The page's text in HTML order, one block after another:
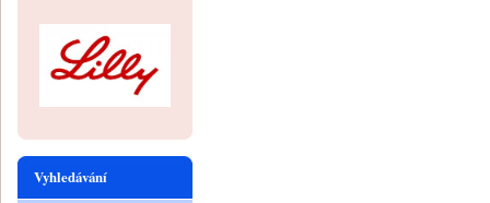
Vyhledávání